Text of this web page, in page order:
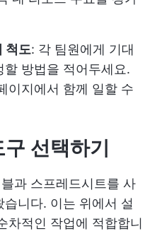
척도: 각 팀원에게 기대
방법을 적어두세요.
이지에서 함께 일할 수
선택하기
과 스프레드시트를 사
니다. 이는 위에서 설
차적인 작업에 적합합니